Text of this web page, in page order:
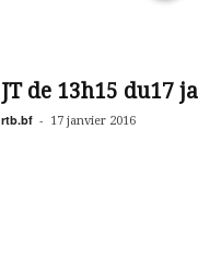
JT de 13h15 du17
rtb.bf - 17 janvier 2016